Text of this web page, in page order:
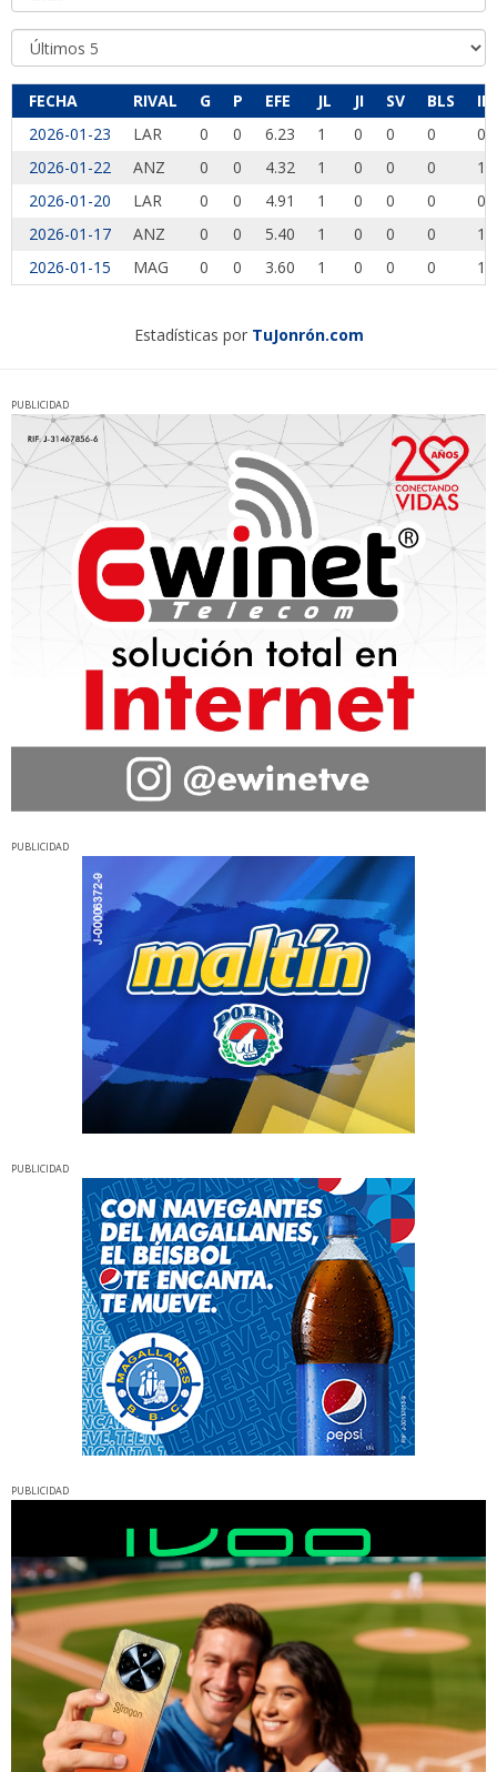
FECHA RIVAL G P EFE JL JI SV BLS
IP
2026-01-23
LAR 0 0 6.23 1 0 0 0
0.1
2026-01-22
ANZ 0 0 4.32 1 0 0 0
1.0
2026-01-20
LAR 0 0 4.91 1 0 0 0
0.2
2026-01-17
ANZ 0 0 5.40 1 0 0 0
1.2
2026-01-15
MAG 0 0 3.60 1 0 0 0 1.0
Estadísticas por TuJonrón.com
PUBLICIDAD
PUBLICIDAD
PUBLICIDAD
PUBLICIDAD